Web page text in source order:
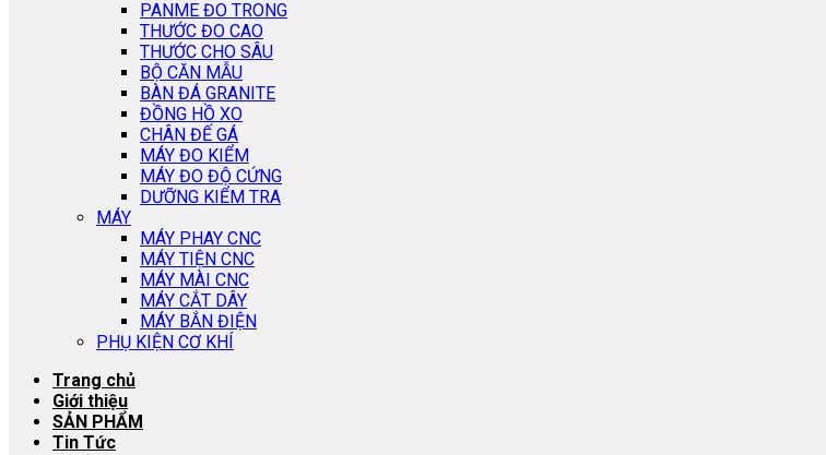
PANME ĐO TRONG
THƯỚC ĐO CAO
THƯỚC CHO SÂU
BỘ CĂN MẪU
BÀN ĐÁ GRANITE
ĐỒNG HỒ XO
CHÂN ĐẾ GÁ
MÁY ĐO KIỂM
MÁY ĐO ĐỘ CỨNG
DƯỠNG KIỂM TRA
MÁY
MÁY PHAY CNC
MÁY TIỆN CNC
MÁY MÀI CNC
MÁY CẮT DÂY
MÁY BẮN ĐIỆN
PHỤ KIỆN CƠ KHÍ
Trang chủ
Giới thiệu
SẢN PHẨM
Tin Tức